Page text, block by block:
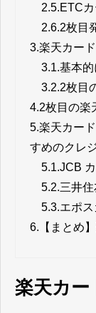
2.5.ETC
2.6.2枚目
3.楽天カー
3.1.基本
3.2.2枚目
4.2枚目の楽
5.楽天カー
すめのクレ
5.1.JCB
5.2.三井住
5.3.エポ
6. 【まとめ
楽天カー